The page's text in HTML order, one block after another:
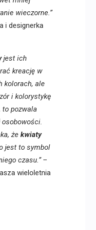
wieczorne.”
i designerka
jest ich
kreację w
kolorach, ale
i kolorystykę
to pozwala
że kwiaty
jest to symbol
czasu.”–
wieloletnia